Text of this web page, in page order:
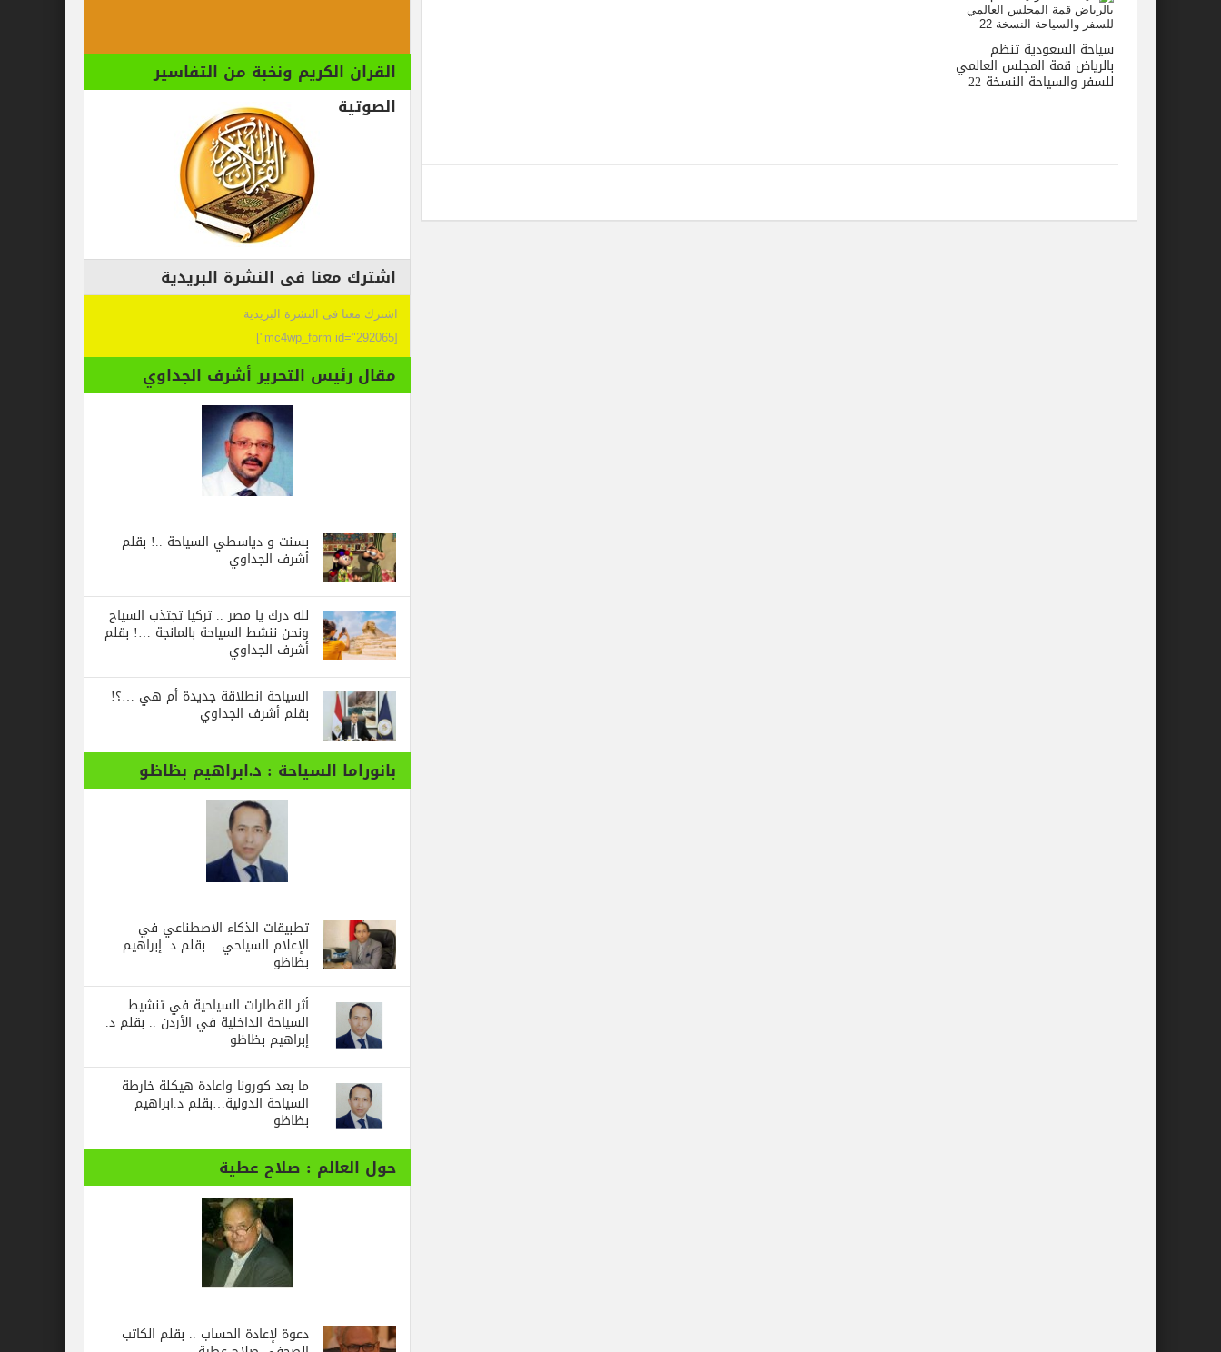
سياحة السعودية تنظم
بالرياض قمة المجلس العالمي
للسفر والسياحة النسخة 22
القران الكريم ونخبة من التفاسير
الصوتية
اشترك معنا فى النشرة البريدية
اشترك معنا فى النشرة البريدية
[mc4wp_form id="292065"]
مقال رئيس التحرير أشرف الجداوي
بسنت و دياسطي السياحة ..! بقلم
أشرف الجداوي
لله درك يا مصر .. تركيا تجتذب السياح
ونحن ننشط السياحة بالمانجة …! بقلم
أشرف الجداوي
السياحة انطلاقة جديدة أم هي …؟!
بقلم أشرف الجداوي
بانوراما السياحة : د.ابراهيم بظاظو
تطبيقات الذكاء الاصطناعي في
الإعلام السياحي .. بقلم د. إبراهيم
بظاظو
أثر القطارات السياحية في تنشيط
السياحة الداخلية في الأردن .. بقلم د.
إبراهيم بظاظو
ما بعد كورونا واعادة هيكلة خارطة
السياحة الدولية…بقلم د.ابراهيم
بظاظو
حول العالم : صلاح عطية
دعوة لإعادة الحساب .. بقلم الكاتب